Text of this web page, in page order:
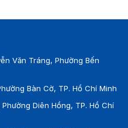
Văn Tráng, Phường Bến
Bàn Cờ, TP. Hồ Chí Minh
Diên Hồng, TP. Hồ Chí